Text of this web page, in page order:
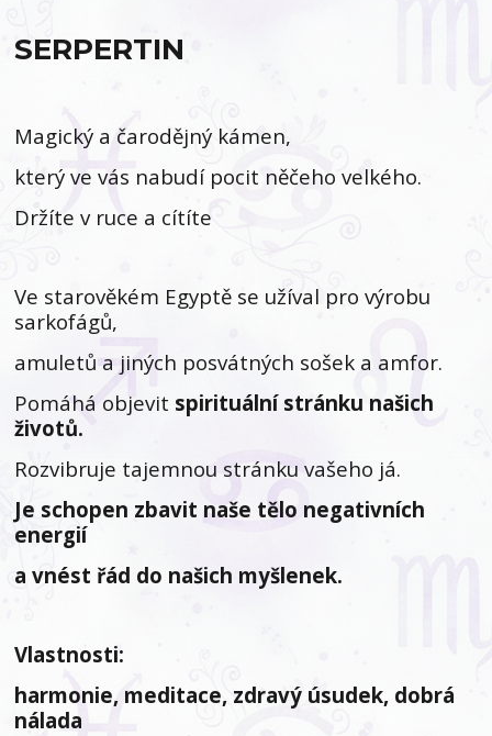
SERPERTIN
Magický a čarodějný kámen,
který ve vás nabudí pocit něčeho velkého.
Držíte v ruce a cítíte
Ve starověkém Egyptě se užíval pro výrobu
sarkofágů,
amuletů a jiných posvátných sošek a amfor.
Pomáhá objevit spirituální stránku našich
životů.
Rozvibruje tajemnou stránku vašeho já.
Je schopen zbavit naše tělo negativních
energií
a vnést řád do našich myšlenek.
Vlastnosti:
harmonie, meditace, zdravý úsudek, dobrá
nálada